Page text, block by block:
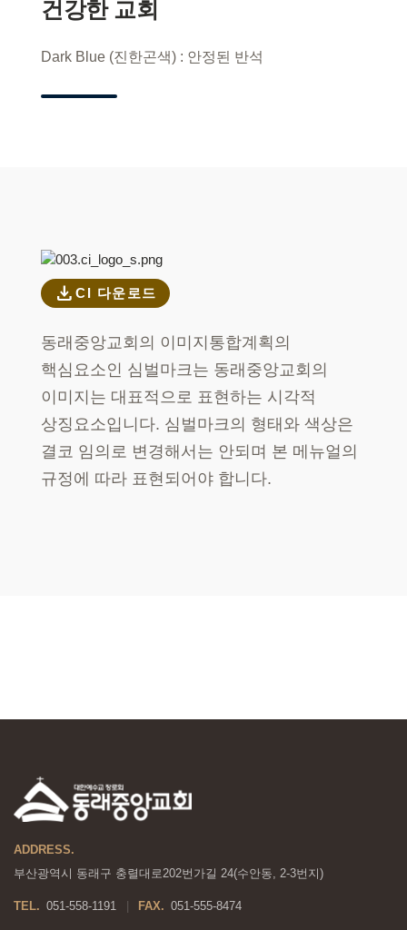
건강한 교회
Dark Blue (진한곤색) : 안정된 반석
download CI 다운로드
동래중앙교회의 이미지통합계획의
핵심요소인 심벌마크는 동래중앙교회의
이미지는 대표적으로 표현하는 시각적
상징요소입니다. 심벌마크의 형태와 색상은
결코 임의로 변경해서는 안되며 본 메뉴얼의
규정에 따라 표현되어야 합니다.
ADDRESS.
부산광역시 동래구 충렬대로202번가길 24(수안동, 2-3번지)
TEL. 051-558-1191 FAX. 051-555-8474